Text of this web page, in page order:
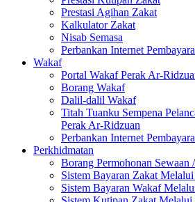
Prestasi Agihan Zakat
Kalkulator Zakat
Nisab Semasa
Perbankan Internet
Wakaf
Portal Wakaf Perak Ar-
Borang Wakaf
Dalil-dalil Wakaf
Titah Tuanku Sempena
Perak Ar-Ridzuan
Perbankan Internet
Perkhidmatan
Borang Permohonan
Sistem Bayaran Zakat
Sistem Bayaran Wakaf